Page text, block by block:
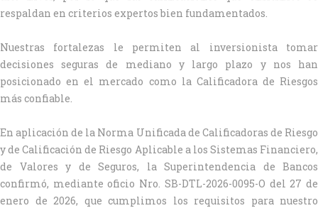
respaldan en criterios expertos bien fundamentados.
Nuestras fortalezas le permiten al inversionista tomar
decisiones seguras de mediano y largo plazo y nos han
posicionado en el mercado como la Calificadora de Riesgos
más confiable.
En aplicación de la Norma Unificada de Calificadoras de Riesgo
y de Calificación de Riesgo Aplicable a los Sistemas Financiero,
de Valores y de Seguros, la Superintendencia de Bancos
confirmó, mediante oficio Nro. SB-DTL-2026-0095-O del 27 de
enero de 2026, que cumplimos los requisitos para nuestro